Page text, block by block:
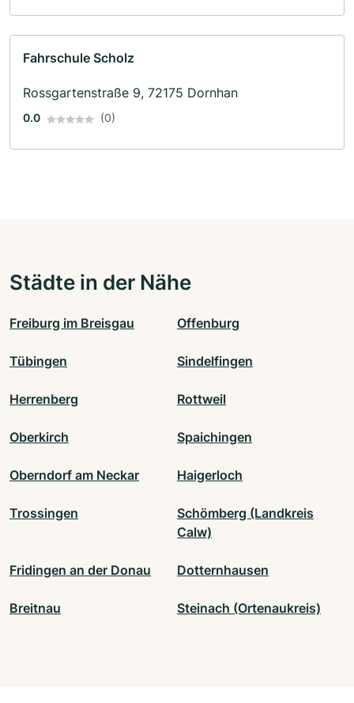
Fahrschule Scholz
Rossgartenstraße 9, 72175 Dornhan
0.0 (0)
Städte in der Nähe
Freiburg im Breisgau Offenburg
Tübingen Sindelfingen
Herrenberg Rottweil
Oberkirch Spaichingen
Oberndorf am Neckar Haigerloch
Trossingen
Schömberg (Landkreis
Calw)
Fridingen an der Donau Dotternhausen
Breitnau Steinach (Ortenaukreis)